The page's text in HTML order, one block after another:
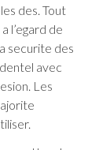
des. Tout
l’egard de
securite des
avec
Les